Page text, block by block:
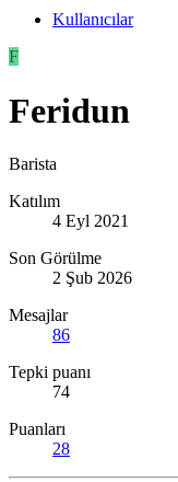
Kullanıcılar
F
Feridun
Barista
Katılım
4 Eyl 2021
Son Görülme
2 Şub 2026
Mesajlar
86
Tepki puanı
74
Puanları
28